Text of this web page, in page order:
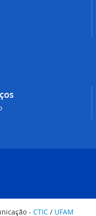
- CTIC / UFAM